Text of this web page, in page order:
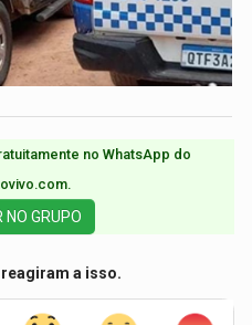
no WhatsApp do
NO GRUPO
a isso.